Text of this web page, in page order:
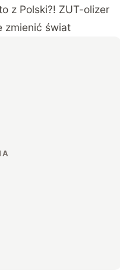
z Polski?! ZUT-olizer
zmienić świat